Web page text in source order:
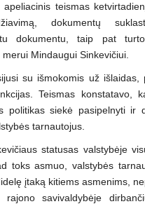
apeliacinis teismas
dokumentų
dokumentu, taip pat
Mindaugui Sinkevičiui.
su išmokomis už išlaidas,
Teismas konstatavo,
politikas siekė pasipelnyti ir
tarnautojus.
statusas valstybėje
toks asmuo, valstybės
įtaką kitiems asmenims,
rajono savivaldybėje